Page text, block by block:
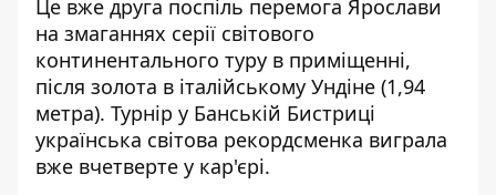
Це вже друга поспіль перемога Ярослави
на змаганнях серії світового
континентального туру в приміщенні,
після золота в італійському Ундіне (1,94
метра). Турнір у Банській Бистриці
українська світова рекордсменка виграла
вже вчетверте у кар'єрі.